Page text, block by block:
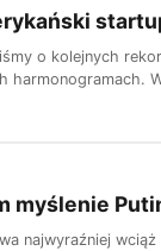
o kolejnych
myślenie
najwyraźniej